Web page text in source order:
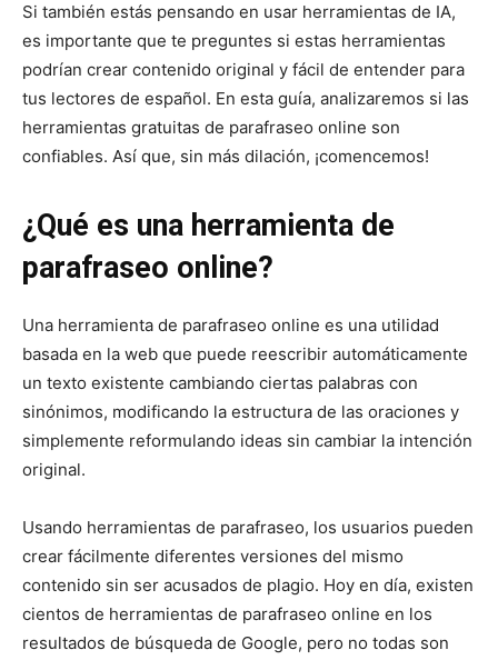
Si también estás pensando en usar herramientas de IA,
es importante que te preguntes si estas herramientas
podrían crear contenido original y fácil de entender para
tus lectores de español. En esta guía, analizaremos si las
herramientas gratuitas de parafraseo online son
confiables. Así que, sin más dilación, ¡comencemos!
¿Qué es una herramienta de
parafraseo online?
Una herramienta de parafraseo online es una utilidad
basada en la web que puede reescribir automáticamente
un texto existente cambiando ciertas palabras con
sinónimos, modificando la estructura de las oraciones y
simplemente reformulando ideas sin cambiar la intención
original.
Usando herramientas de parafraseo, los usuarios pueden
crear fácilmente diferentes versiones del mismo
contenido sin ser acusados de plagio. Hoy en día, existen
cientos de herramientas de parafraseo online en los
resultados de búsqueda de Google, pero no todas son